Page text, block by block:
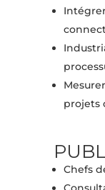
projets
Chefs